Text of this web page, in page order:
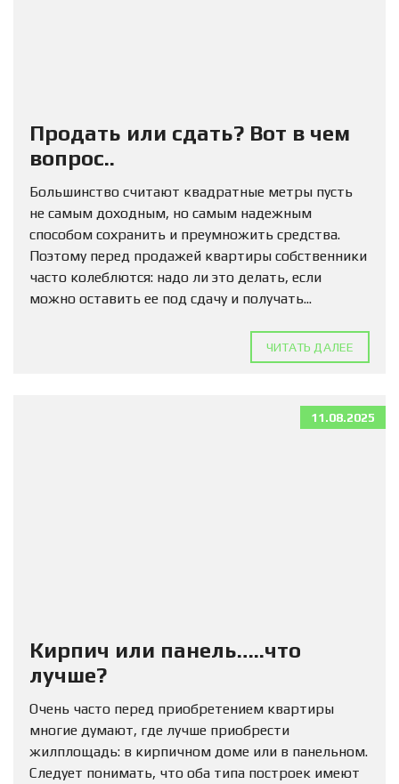
Продать или сдать? Вот в чем
вопрос..
Большинство считают квадратные метры пусть
не самым доходным, но самым надежным
способом сохранить и преумножить средства.
Поэтому перед продажей квартиры собственники
часто колеблются: надо ли это делать, если
можно оставить ее под сдачу и получать...
ЧИТАТЬ ДАЛЕЕ
11.08.2025
Кирпич или панель…..что
лучше?
Очень часто перед приобретением квартиры
многие думают, где лучше приобрести
жилплощадь: в кирпичном доме или в панельном.
Следует понимать, что оба типа построек имеют